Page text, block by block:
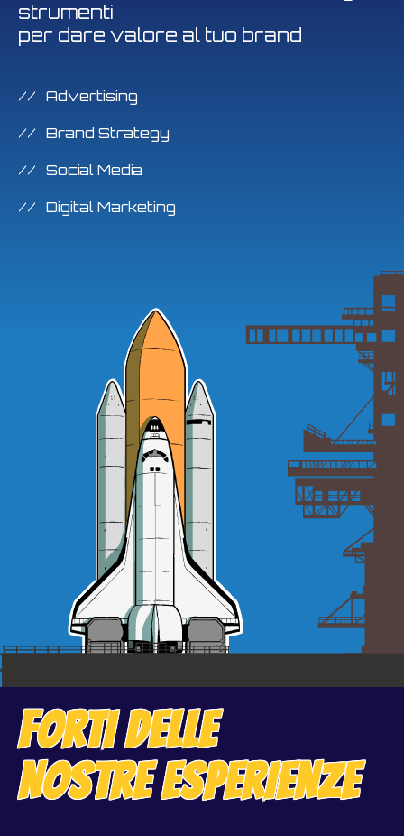
strumenti
per dare valore al tuo brand
Advertising
Brand Strategy
Social Media
Digital Marketing
FORTI DELLE
NOSTRE ESPERIENZE